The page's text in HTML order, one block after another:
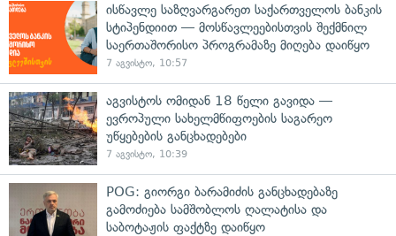
ისწავლე საზღვარგარეთ საქართველოს ბანკის
სტიპენდიით — მოსწავლეებისთვის შექმნილ
საერთაშორისო პროგრამაზე მიღება დაიწყო
7 აგვისტო, 10:57
აგვისტოს ომიდან 18 წელი გავიდა —
ევროპული სახელმწიფოების საგარეო
უწყებების განცხადებები
7 აგვისტო, 10:39
POG: გიორგი ბარამიძის განცხადებაზე
გამოძიება სამშობლოს ღალატისა და
საბოტაჟის ფაქტზე დაიწყო